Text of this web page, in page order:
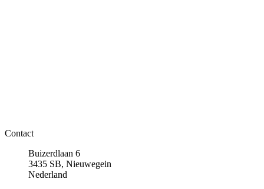
Contact
Buizerdlaan 6
3435 SB, Nieuwegein
Nederland